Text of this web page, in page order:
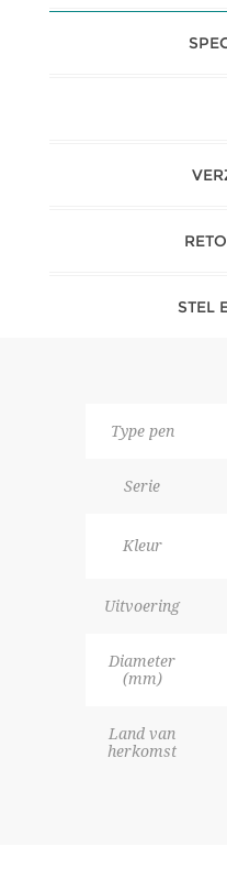
STEL
Type pen
Serie
Kleur
Uitvoering
Diameter
(mm)
Land van
herkomst